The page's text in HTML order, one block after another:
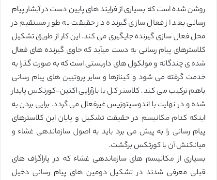
روشن شده است که بسیاری از فرایند های پایین دست در آبشار پیام
رسانی بعد از فعال سازی گیرنده در حقیقت به طور مستقیم در
محل فعال سازی گیرنده جایگیری می کند. این کار از طریق تشکیل
کلاسترهای پیام رسانی به دست میآید که حاوی گیرنده های فعال
شده ی چندگانه و مولکول های داربستی است که به صورت گذرا به
خدمت گرفته می شود و کینازها و سایر پروتیین های پیام رسانی
باهم ترکیب می کند. کلاستر کل با بازآرایی اکتین-کورتکس پایدار
شده و در نهایت با اندوسیتوزیس غیرفعال می گردد. برایی بردن به
اینکه کدام مکانیسم در حقیقت تشکیل و پایان این کلاسترهای
پیام رسانی را به پیش می برد باید به اصول سازماندهی غشاء و
میانکنش آن با کورتکس برگشت.
بسیاری از مکانیسم های سازماندهی غشاء که در پاراگراف های
قبلی معرفی شدند در تشکیل دومین های پیام رسانی دخیل